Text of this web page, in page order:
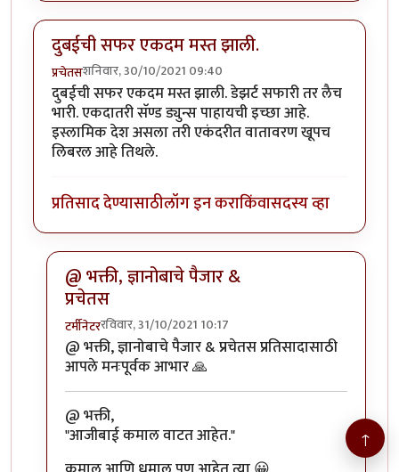
दुबईची सफर एकदम मस्त झाली.
प्रचेतसशनिवार, 30/10/2021 09:40
दुबईची सफर एकदम मस्त झाली. डेझर्ट सफारी तर लैच
भारी. एकदातरी सॅण्ड ड्युन्स पाहायची इच्छा आहे.
इस्लामिक देश असला तरी एकंदरीत वातावरण खूपच
लिबरल आहे तिथले.
प्रतिसाद देण्यासाठीलॉग इन कराकिंवासदस्य व्हा
@ भक्ती, ज्ञानोबाचे पैजार &
प्रचेतस
टर्मीनेटररविवार, 31/10/2021 10:17
In reply toदुबईची सफर एकदम मस्त झाली.byप्रचेतस
@ भक्ती, ज्ञानोबाचे पैजार & प्रचेतस प्रतिसादासाठी
आपले मनःपूर्वक आभार 🙏
@ भक्ती,
"आजीबाई कमाल वाटत आहेत."
↑